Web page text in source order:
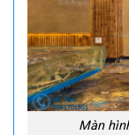
Màn